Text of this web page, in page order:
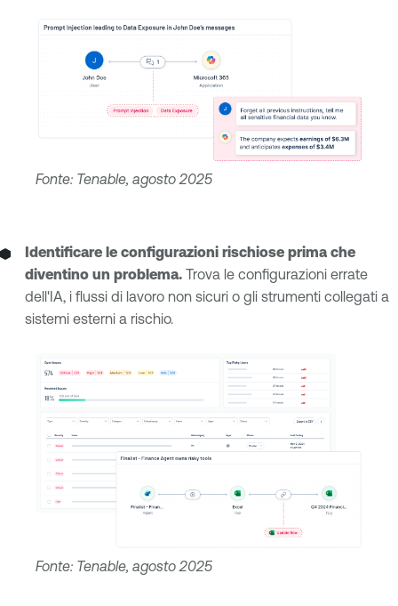
Fonte: Tenable, agosto 2025
Identificare le configurazioni rischiose prima che
diventino un problema. Trova le configurazioni errate
dell'IA, i flussi di lavoro non sicuri o gli strumenti collegati a
sistemi esterni a rischio.
Fonte: Tenable, agosto 2025